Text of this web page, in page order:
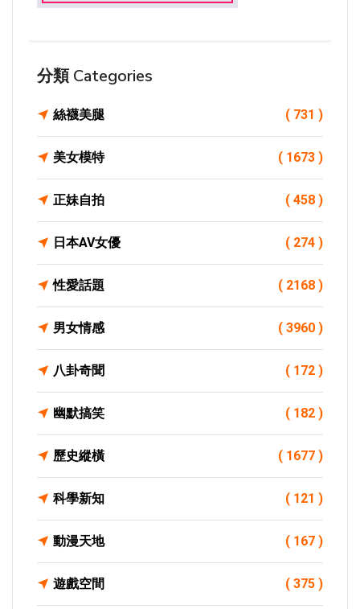
分類 Categories
絲襪美腿 ( 731 )
美女模特 ( 1673 )
正妹自拍 ( 458 )
日本AV女優 ( 274 )
性愛話題 ( 2168 )
男女情感 ( 3960 )
八卦奇聞 ( 172 )
幽默搞笑 ( 182 )
歷史縱橫 ( 1677 )
科學新知 ( 121 )
動漫天地 ( 167 )
遊戲空間 ( 375 )